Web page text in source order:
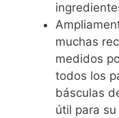
muchas
medidos
todos los
básculas
útil para su